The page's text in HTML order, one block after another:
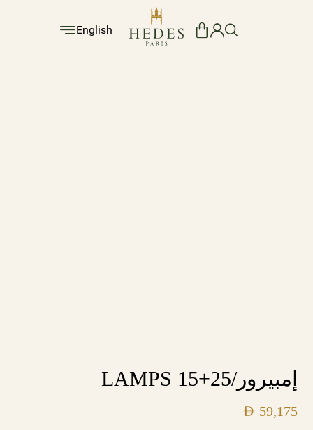
English
إمبيرور/25+15 LAMPS
AED 59,175